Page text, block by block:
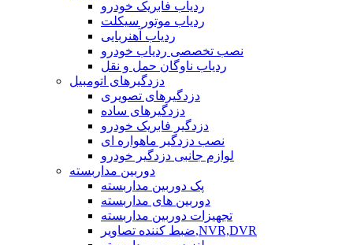
ردیاب فابریک خودرو
ردیاب موتور سیکلت
ردیاب آهنربایی
نصب تخصصی ردیاب خودرو
ردیاب ناوگان حمل و نقل
دزدگیرهای اتومبیل
دزدگیرهای تصویری
دزدگیرهای ساده
دزدگیر فابریک خودرو
نصب دزدگیر ماهواره ای
لوازم جانبی دزدگیر خودرو
دوربین مداربسته
پک دوربین مداربسته
دوربین های مداربسته
تجهیزات دوربین مداربسته
ضبط کننده تصاویر,NVR,DVR